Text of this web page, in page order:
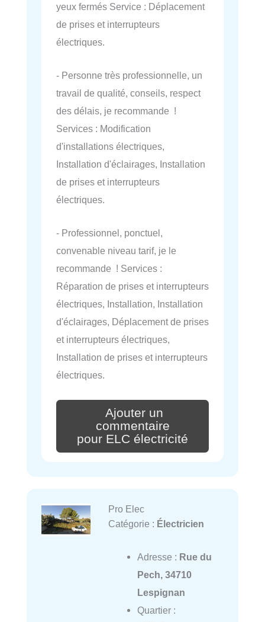
yeux fermés Service : Déplacement
de prises et interrupteurs
électriques.
- Personne très professionnelle, un
travail de qualité, conseils, respect
des délais, je recommande !
Services : Modification
d'installations électriques,
Installation d'éclairages, Installation
de prises et interrupteurs
électriques.
- Professionnel, ponctuel,
convenable niveau tarif, je le
recommande ! Services :
Réparation de prises et interrupteurs
électriques, Installation, Installation
d'éclairages, Déplacement de prises
et interrupteurs électriques,
Installation de prises et interrupteurs
électriques.
Ajouter un
commentaire
pour ELC électricité
Pro Elec
Catégorie : Électricien
Adresse : Rue du
Pech, 34710
Lespignan
Quartier :